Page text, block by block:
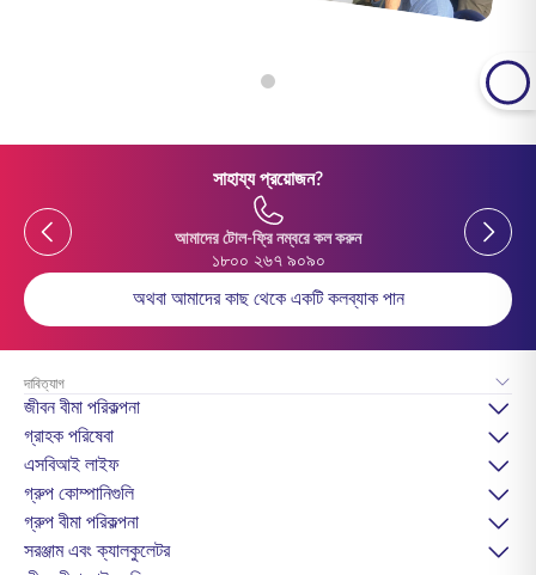
সাহায্য প্রয়োজন?
Previous
আমাদের টোল-ফ্রি নম্বরে কল করুন
১৮০০ ২৬৭ ৯০৯০
Previous
অথবা আমাদের কাছ থেকে একটি কলব্যাক পান
দাবিত্যাগ
জীবন বীমা পরিকল্পনা
গ্রাহক পরিষেবা
এসবিআই লাইফ
গ্রুপ কোম্পানিগুলি
গ্রুপ বীমা পরিকল্পনা
সরঞ্জাম এবং ক্যালকুলেটর